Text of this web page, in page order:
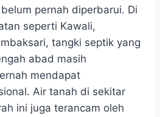
pernah diperbarui. Di
seperti Kawali,
tangki septik yang
abad masih
mendapat
Air tanah di sekitar
ini juga terancam oleh